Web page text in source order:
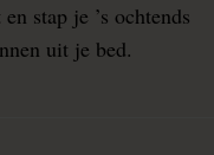
stap je ’s ochtends
uit je bed.